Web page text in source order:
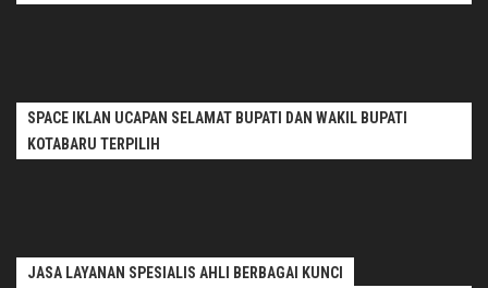
SPACE IKLAN UCAPAN SELAMAT BUPATI DAN WAKIL BUPATI
KOTABARU TERPILIH
JASA LAYANAN SPESIALIS AHLI BERBAGAI KUNCI